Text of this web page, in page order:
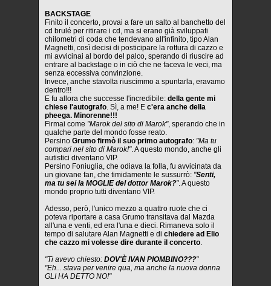
BACKSTAGE
Finito il concerto, provai a fare un salto al banchetto del
cd brulé per ritirare i cd, ma si erano già sviluppati
chilometri di coda che tendevano all'infinito, tipo Alan
Magnetti, così decisi di posticipare la rottura di cazzo e
mi avvicinai al bordo del palco, sperando di riuscire ad
entrare al backstage o in ciò che ne faceva le veci, ma
senza eccessiva convinzione.
Invece, anche stavolta riuscimmo a spuntarla, eravamo
dentro!!!
E fu allora che successe l'incredibile: della gente mi
chiese l'autografo . Sì, a me! E c'era anche della
pheega. Minorenne!!!
Firmai come "Marok del sito di Marok", sperando che in
qualche parte del mondo fosse reato.
Persino Grumo firmò il suo primo autografo: "Ma tu
compari nel sito di Marok!". A questo mondo, anche gli
autistici diventano VIP.
Persino Foniuglia, che odiava la folla, fu avvicinata da
un giovane fan, che timidamente le sussurrò: "Senti,
ma tu sei la MOGLIE del dottor Marok?". A questo
mondo proprio tutti diventano VIP.
Adesso, però, l'unico mezzo a quattro ruote che ci
poteva riportare a casa Grumo transitava dal Mazda
all'una e venti, ed era l'una e dieci. Rimaneva solo il
tempo di salutare Alan Magnetti e di chiedere ad Elio
che cazzo mi volesse dire durante il concerto
"Ti avevo chiesto: DOV'È IVAN PIOMBINO???"
"Eh... stava per venire qua, ma anche la nuova donna
GLI HA DETTO NO!"